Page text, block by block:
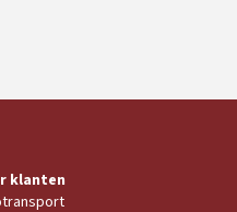
klanten